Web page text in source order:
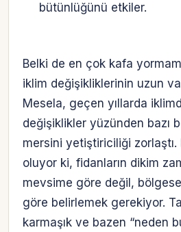
bütünlüğünü etkiler.
Belki de en çok kafa
iklim değişikliklerinin uzun
Mesela, geçen yıllarda
değişiklikler yüzünden bazı
mersini yetiştiriciliği zorlaştı.
oluyor ki, fidanların dikim
mevsime göre değil,
göre belirlemek gerekiyor.
karmaşık ve bazen “neden